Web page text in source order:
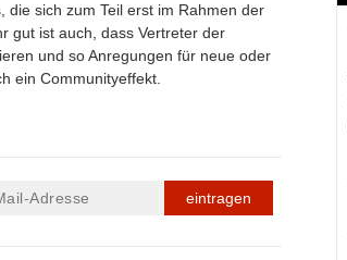
sich zum Teil erst im Rahmen der
gut ist auch, dass Vertreter der
und so Anregungen für neue oder
ein Communityeffekt.
eintragen